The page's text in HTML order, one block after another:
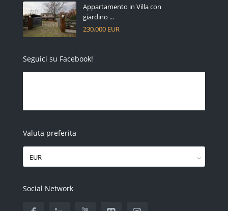
Appartamento in Villa con
giardino ...
230.000 EUR
Seguici su Facebook!
Valuta preferita
EUR
Social Network